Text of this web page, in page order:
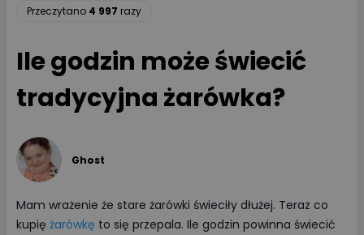
Przeczytano 4 997 razy
Ile godzin może świecić
tradycyjna żarówka?
Ghost
Mam wrażenie że stare żarówki świeciły dłużej. Teraz co
kupię żarówkę to się przepala. Ile godzin powinna świecić